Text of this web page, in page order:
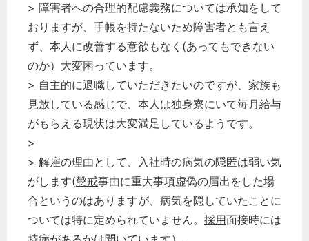
> 障害者への合理的配慮義務については承知をして
おりますが、手帳を持たないため障害者とも言え
ず、本人に改善する意欲もなく(あってもできない
のか）大変困っています。
> 自主的に退職していただきたいのですが、家族も
見放している感じで、本人は独身寮にいて毎月給与
がもらえる現状は大変満足しているようです。
>
> 解雇の理由として、入社時の病気の隠匿は弱い気
がします(懲戒事由に重大事項虚偽の届出をした場
合というのはありますが、病気を隠していたことに
ついては特に定められていません。 採用面接時には